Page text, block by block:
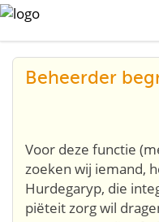
Beheerder
Voor deze functie
zoeken wij iemand,
Hurdegaryp, die
piëteit zorg wil